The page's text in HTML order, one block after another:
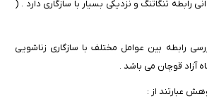
رابطه تنگاتنگ و نزدیکی بسیار با سازگاری دارد . (
رابطه بین عوامل مختلف با سازگاری زناشویی
آزاد قوچان می باشد .
عبارتند از :